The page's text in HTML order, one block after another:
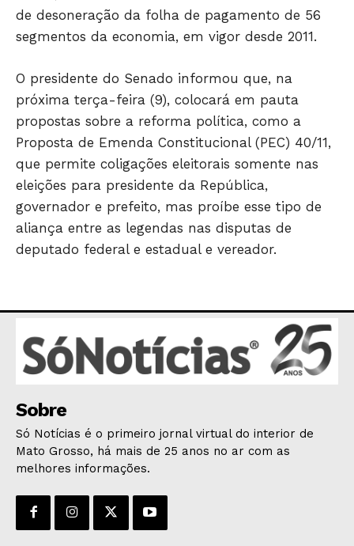
AGRONOTÍCIAS
ÚLTIMAS NOTÍCIAS
de desoneração da folha de pagamento de 56
segmentos da economia, em vigor desde 2011.
O presidente do Senado informou que, na
próxima terça-feira (9), colocará em pauta
propostas sobre a reforma política, como a
Proposta de Emenda Constitucional (PEC) 40/11,
que permite coligações eleitorais somente nas
eleições para presidente da República,
governador e prefeito, mas proíbe esse tipo de
aliança entre as legendas nas disputas de
deputado federal e estadual e vereador.
Sobre
Só Notícias é o primeiro jornal virtual do interior de
Mato Grosso, há mais de 25 anos no ar com as
melhores informações.